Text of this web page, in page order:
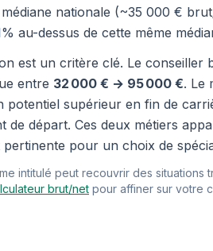
nationale (~35 000 €
au-dessus de cette même
est un critère clé. Le conseiller
entre 32 000 € → 95 000 €. Le
supérieur en fin de
départ. Ces deux métiers
pour un choix de
intitulé peut recouvrir des
brut/net pour affiner sur votre